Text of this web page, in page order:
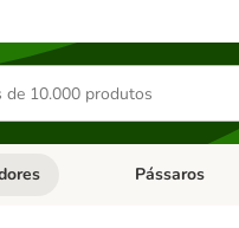
de categoria: Antiparasitários
Abrir menu de
Pássaros